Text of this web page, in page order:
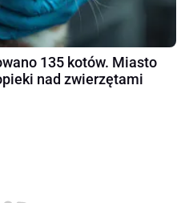
135 kotów. Miasto
nad zwierzętami